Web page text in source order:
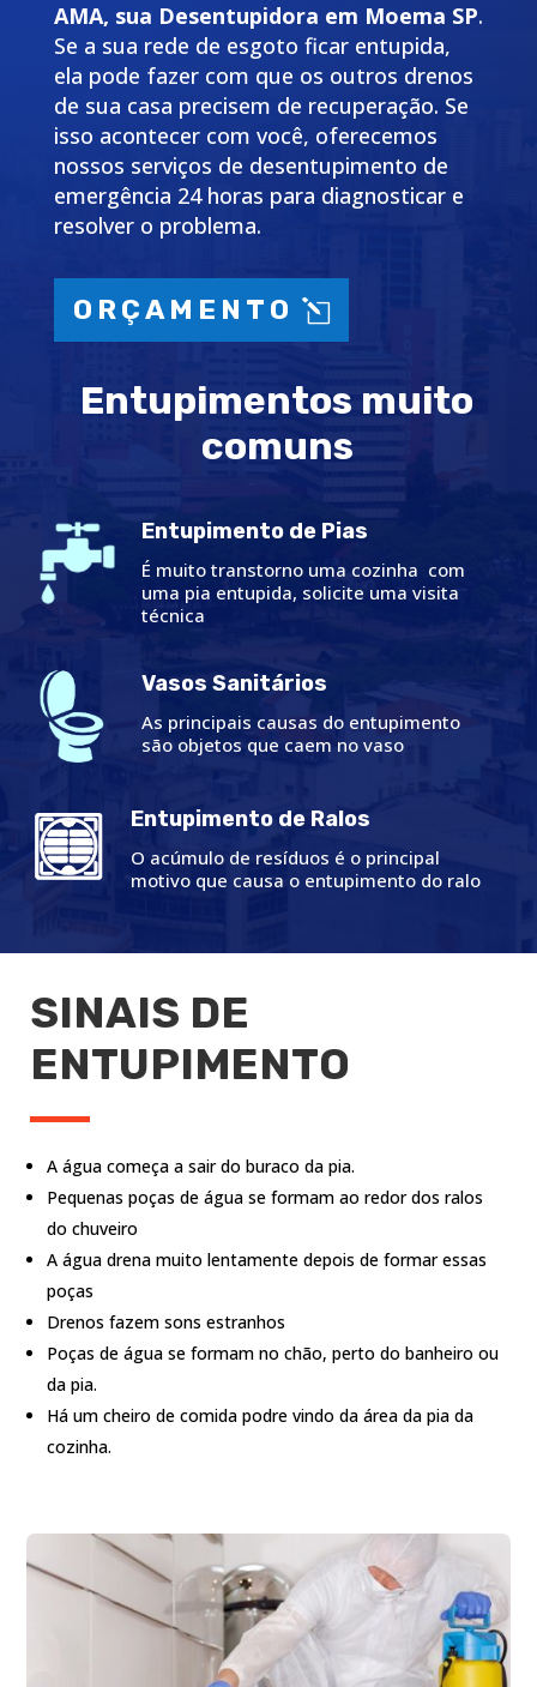
AMA, sua Desentupidora em Moema SP.
Se a sua rede de esgoto ficar entupida,
ela pode fazer com que os outros drenos
de sua casa precisem de recuperação. Se
isso acontecer com você, oferecemos
nossos serviços de desentupimento de
emergência 24 horas para diagnosticar e
resolver o problema.
ORÇAMENTO
Entupimentos muito
comuns
Entupimento de Pias
É muito transtorno uma cozinha com
uma pia entupida, solicite uma visita
técnica
Vasos Sanitários
As principais causas do entupimento
são objetos que caem no vaso
Entupimento de Ralos
O acúmulo de resíduos é o principal
motivo que causa o entupimento do ralo
SINAIS DE
ENTUPIMENTO
A água começa a sair do buraco da pia.
Pequenas poças de água se formam ao redor dos ralos
do chuveiro
A água drena muito lentamente depois de formar essas
poças
Drenos fazem sons estranhos
Poças de água se formam no chão, perto do banheiro ou
da pia.
Há um cheiro de comida podre vindo da área da pia da
cozinha.